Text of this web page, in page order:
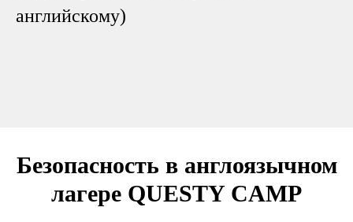
английскому)
Безопасность в англоязычном
лагере QUESTY CAMP